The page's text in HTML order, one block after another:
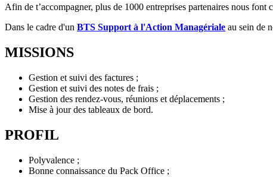
Afin de t’accompagner, plus de 1000 entreprises partenaires nous font
Dans le cadre d'un BTS Support à l'Action Managériale au sein de
MISSIONS
Gestion et suivi des factures ;
Gestion et suivi des notes de frais ;
Gestion des rendez-vous, réunions et déplacements ;
Mise à jour des tableaux de bord.
PROFIL
Polyvalence ;
Bonne connaissance du Pack Office ;